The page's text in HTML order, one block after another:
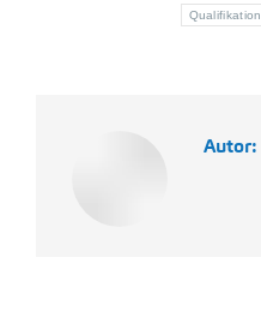
Qualifikation
Autor: